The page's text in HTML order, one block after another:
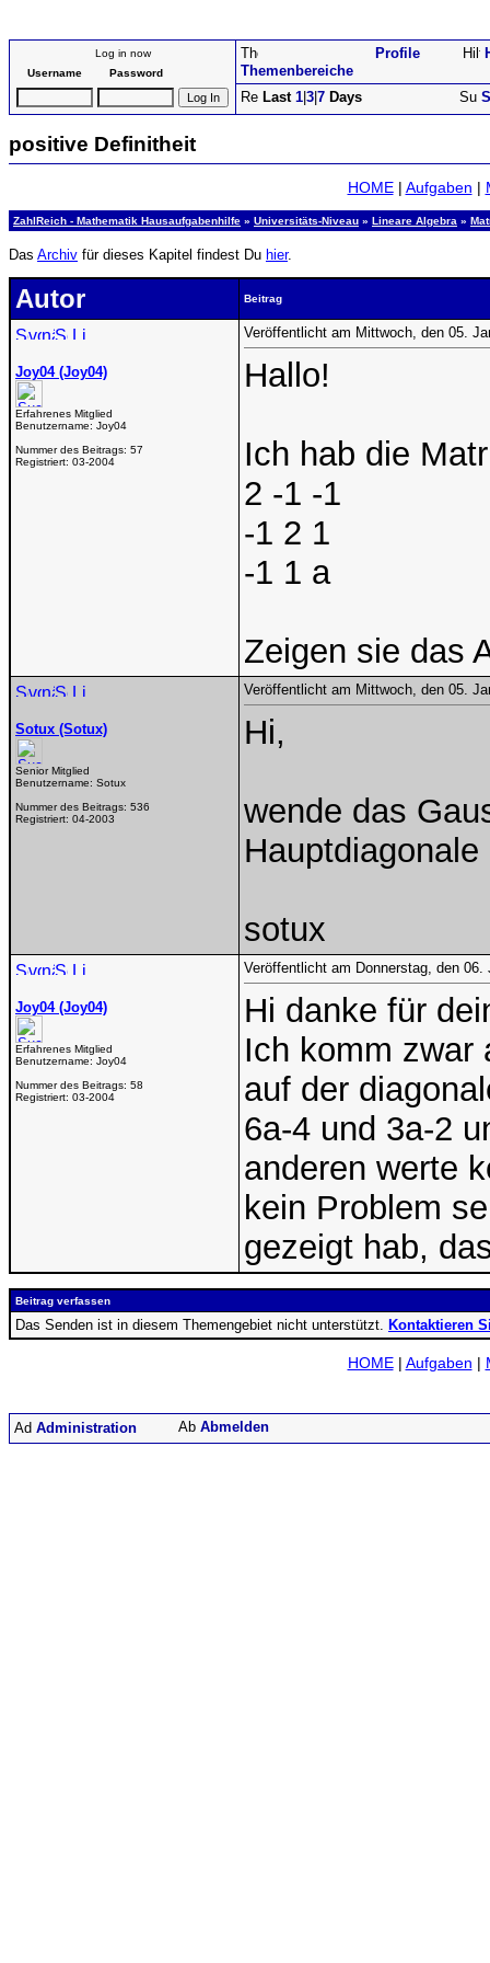
Log in now
Username
Password Themenbereiche
Profile
Last 1 3 7 Days
positive Definitheit
HOME| Aufgaben |
ZahlReich - Mathematik Hausaufgabenhilfe » Universitäts-Niveau » Lineare Algebra »
Das Archiv für dieses Kapitel findest Du hier.
Autor Beitrag
Joy04 (Joy04)
Erfahrenes Mitglied
Benutzername: Joy04
Nummer des Beitrags: 57
Registriert: 03-2004
Veröffentlicht am Mittwoch, den 05.
Hallo!
Ich hab die
2 -1 -1
-1 2 1
-1 1 a
Zeigen sie das
Sotux (Sotux)
Senior Mitglied
Benutzername: Sotux
Nummer des Beitrags: 536
Registriert: 04-2003
Veröffentlicht am Mittwoch, den 05.
Hi,
wende das
sotux
Joy04 (Joy04)
Erfahrenes Mitglied
Benutzername: Joy04
Nummer des Beitrags: 58
Registriert: 03-2004
Veröffentlicht am Donnerstag, den
Hi danke für
Ich komm zwar
auf der
6a-4 und 3a-2
anderen werte
kein Problem
gezeigt hab,
Beitrag verfassen
Das Senden ist in diesem Themengebiet nicht unterstützt. Kontaktieren
HOME| Aufgaben |
Administration Abmelden